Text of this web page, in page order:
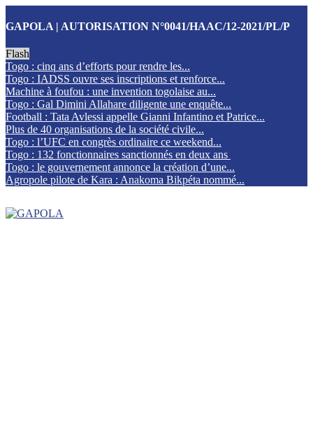
GAPOLA | AUTORISATION N°0041/HAAC/12-2021/PL/P
Flash
Togo : cinq ans d’efforts pour rendre les...
Togo : IADSS ouvre ses inscriptions et renforce...
Machine à foufou : une invention togolaise au...
Togo : Gal Dimini Allahare diligente une enquête...
Football : Tata Avlessi appelle Gianni Infantino et Patrice...
Plus de 40 organisations de la société civile...
Togo : l’UFC en congrès ordinaire ce weekend...
Togo : 132 fonctionnaires sanctionnés en deux ans
Togo : le gouvernement annonce la création d’une...
Agropole pilote de Kara : Anakoma Bikpéta nommé...